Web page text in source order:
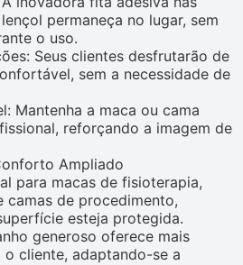
permaneça no lugar, sem
o uso.
Seus clientes desfrutarão de
sem a necessidade de
Mantenha a maca ou cama
reforçando a imagem de
Ampliado
para macas de fisioterapia,
camas de procedimento,
esteja protegida.
generoso oferece mais
cliente, adaptando-se a